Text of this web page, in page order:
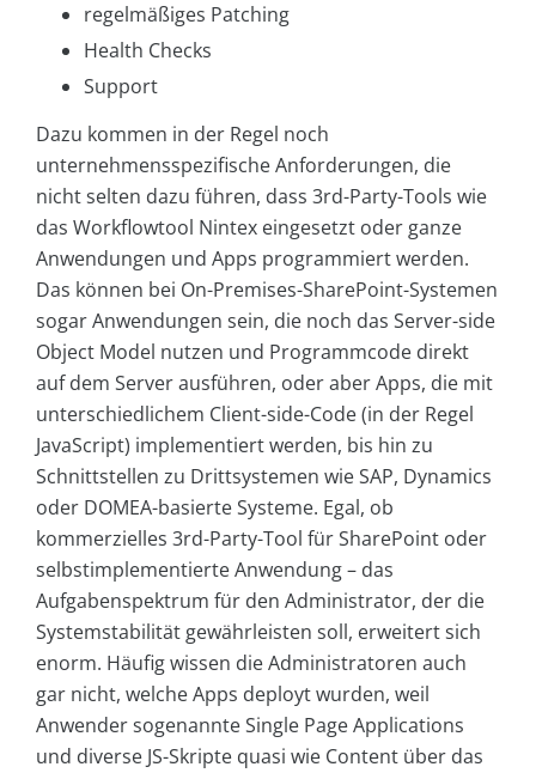
regelmäßiges Patching
Health Checks
Support
Dazu kommen in der Regel noch
unternehmensspezifische Anforderungen, die
nicht selten dazu führen, dass 3rd-Party-Tools wie
das Workflowtool Nintex eingesetzt oder ganze
Anwendungen und Apps programmiert werden.
Das können bei On-Premises-SharePoint-Systemen
sogar Anwendungen sein, die noch das Server-side
Object Model nutzen und Programmcode direkt
auf dem Server ausführen, oder aber Apps, die mit
unterschiedlichem Client-side-Code (in der Regel
JavaScript) implementiert werden, bis hin zu
Schnittstellen zu Drittsystemen wie SAP, Dynamics
oder DOMEA-basierte Systeme. Egal, ob
kommerzielles 3rd-Party-Tool für SharePoint oder
selbstimplementierte Anwendung – das
Aufgabenspektrum für den Administrator, der die
Systemstabilität gewährleisten soll, erweitert sich
enorm. Häufig wissen die Administratoren auch
gar nicht, welche Apps deployt wurden, weil
Anwender sogenannte Single Page Applications
und diverse JS-Skripte quasi wie Content über das